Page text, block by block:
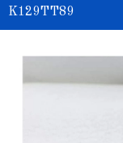
K129TT89